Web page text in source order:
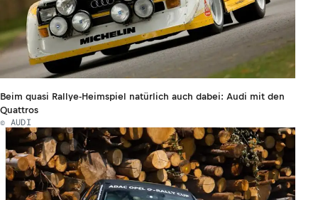
Beim quasi Rallye-Heimspiel natürlich auch dabei: Audi mit den
Quattros
© AUDI